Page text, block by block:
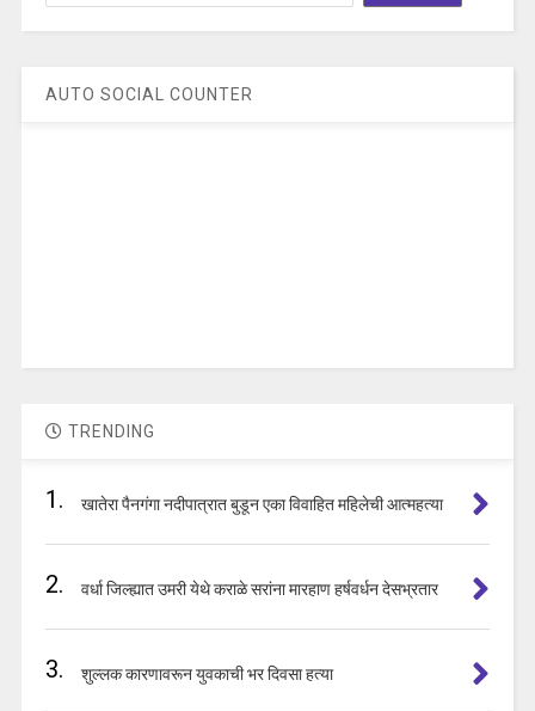
AUTO SOCIAL COUNTER
TRENDING
1. खातेरा पैनगंगा नदीपात्रात बुडून एका विवाहित महिलेची आत्महत्या
2. वर्धा जिल्ह्यात उमरी येथे कराळे सरांना मारहाण हर्षवर्धन देसभ्रतार
3. शुल्लक कारणावरून युवकाची भर दिवसा हत्या